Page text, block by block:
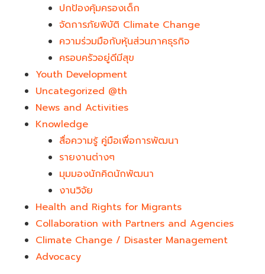
ปกป้องคุ้มครองเด็ก
จัดการภัยพิบัติ Climate Change
ความร่วมมือกับหุ้นส่วนภาคธุรกิจ
ครอบครัวอยู่ดีมีสุข
Youth Development​
Uncategorized @th
News and Activities
Knowledge
สื่อความรู้ คู่มือเพื่อการพัฒนา
รายงานต่างๆ
มุมมองนักคิดนักพัฒนา
งานวิจัย
Health and Rights for Migrants
Collaboration with Partners and Agencies
Climate Change / Disaster Management
Advocacy